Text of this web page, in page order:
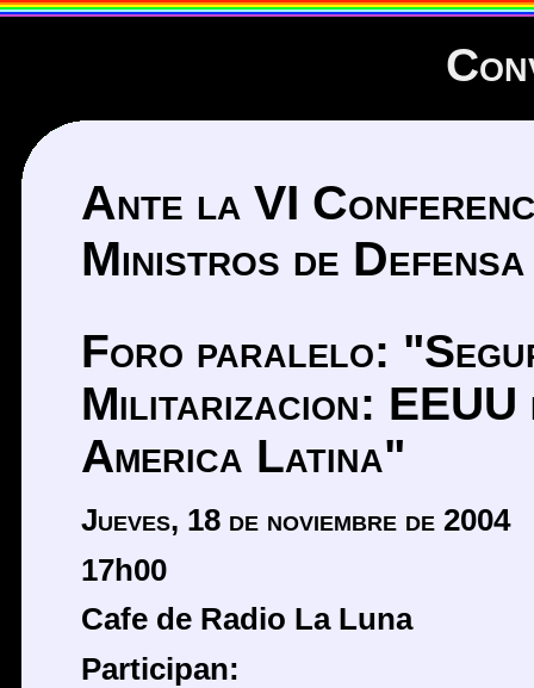
Ante la VI
Ministros de Defensa
Foro paralelo:
Militarizacion:
America Latina"
Jueves, 18 de noviembre de 2004
17h00
Cafe de Radio La Luna
Participan: